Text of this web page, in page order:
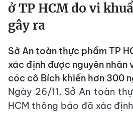
ở TP HCM do vi
gây ra
Sở An toàn thực phẩm TP
xác định được nguyên nhân
cóc cô Bích khiến hơn 300
Ngày 26/11, Sở An toàn
HCM thông báo đã xác